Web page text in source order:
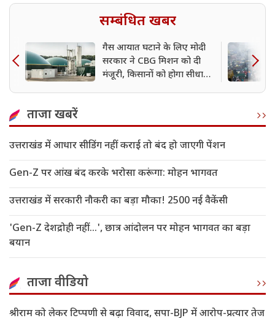
सम्बंधित खबर
गैस आयात घटाने के लिए मोदी
सरकार ने CBG मिशन को दी
मंजूरी, किसानों को होगा सीधा
ताजा खबरें
उत्तराखंड में आधार सीडिंग नहीं कराई तो बंद हो जाएगी पेंशन
Gen-Z पर आंख बंद करके भरोसा करूंगा: मोहन भागवत
उत्तराखंड में सरकारी नौकरी का बड़ा मौका! 2500 नई वैकेंसी
'Gen-Z देशद्रोही नहीं...', छात्र आंदोलन पर मोहन भागवत का बड़ा
बयान
ताजा वीडियो
श्रीराम को लेकर टिप्पणी से बढ़ा विवाद, सपा-BJP में आरोप-प्रत्यार तेज